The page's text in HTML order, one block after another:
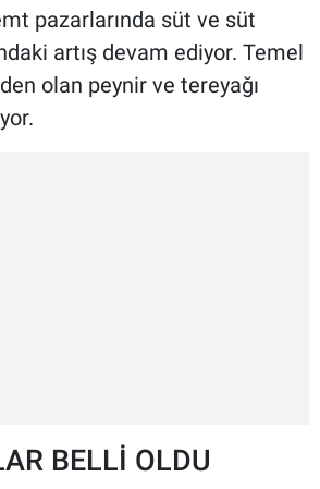
pazarlarında süt ve süt
artış devam ediyor. Temel
olan peynir ve tereyağı
BELLİ OLDU